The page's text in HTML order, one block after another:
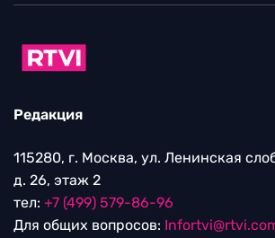
Редакция
115280, г. Москва, ул. Ленинская
д. 26, этаж 2
тел: +7 (499) 579-86-96
Для общих вопросов: